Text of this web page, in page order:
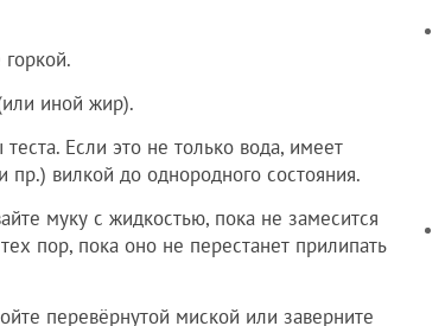
иной жир).
Если это не только вода, имеет
вилкой до однородного состояния.
муку с жидкостью, пока не замесится
пор, пока оно не перестанет прилипать
перевёрнутой миской или заверните